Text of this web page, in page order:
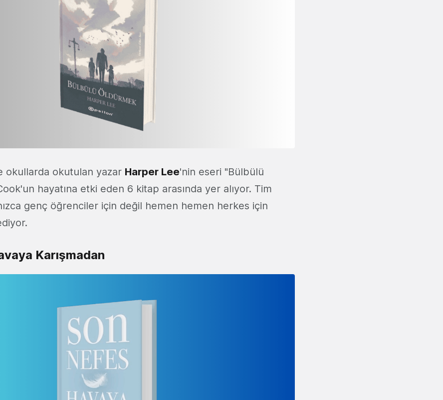
okullarda okutulan yazar Harper Lee'nin eseri "Bülbülü
hayatına etki eden 6 kitap arasında yer alıyor. Tim
genç öğrenciler için değil hemen hemen herkes için
Karışmadan